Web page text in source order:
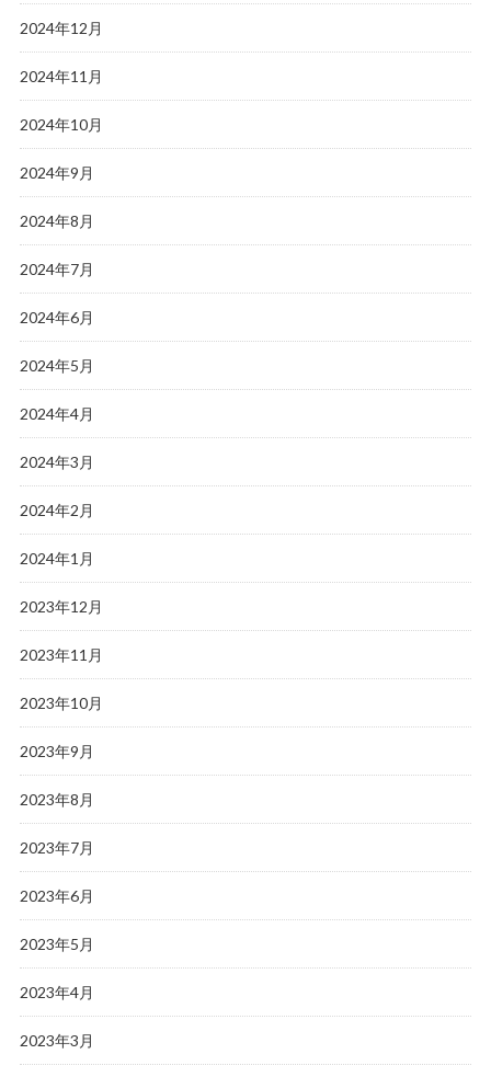
2024年12月
2024年11月
2024年10月
2024年9月
2024年8月
2024年7月
2024年6月
2024年5月
2024年4月
2024年3月
2024年2月
2024年1月
2023年12月
2023年11月
2023年10月
2023年9月
2023年8月
2023年7月
2023年6月
2023年5月
2023年4月
2023年3月